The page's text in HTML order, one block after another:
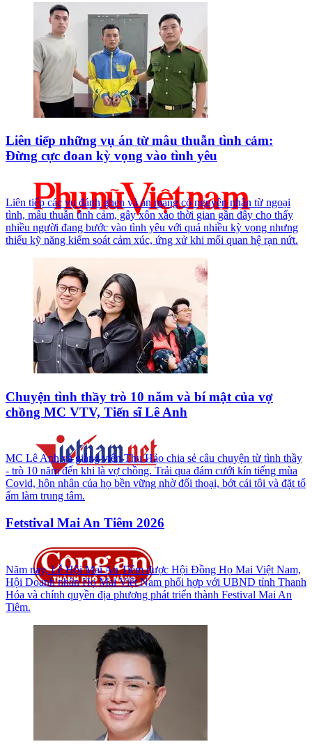
Liên tiếp những vụ án từ mâu thuẫn tình cảm:
Đừng cực đoan kỳ vọng vào tình yêu
Liên tiếp các vụ đánh ghen và án mạng có nguyên nhân từ ngoại
tình, mâu thuẫn tình cảm, gây xôn xao thời gian gần đây cho thấy
nhiều người đang bước vào tình yêu với quá nhiều kỳ vọng nhưng
thiếu kỹ năng kiểm soát cảm xúc, ứng xử khi mối quan hệ rạn nứt.
Chuyện tình thầy trò 10 năm và bí mật của vợ
chồng MC VTV, Tiến sĩ Lê Anh
MC Lê Anh và giảng viên Thu Hảo chia sẻ câu chuyện từ tình thầy
- trò 10 năm đến khi là vợ chồng. Trải qua đám cưới kín tiếng mùa
Covid, hôn nhân của họ bền vững nhờ đối thoại, bớt cái tôi và đặt tổ
ấm làm trung tâm.
Fetstival Mai An Tiêm 2026
Năm nay, Lễ Hội Mai An Tiêm được Hội Đồng Họ Mai Việt Nam,
Hội Doanh nhân Họ Mai Việt Nam phối hợp với UBND tỉnh Thanh
Hóa và chính quyền địa phương phát triển thành Festival Mai An
Tiêm.